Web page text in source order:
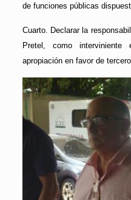
de funciones públicas
Cuarto. Declarar la
Pretel, como
apropiación en favor de